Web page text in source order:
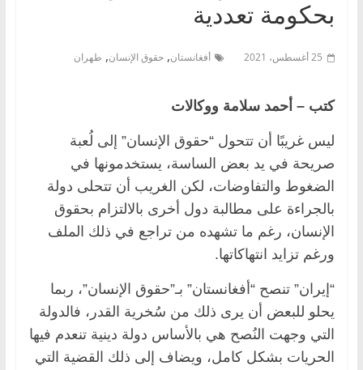
بحكومة تعددية
25 أغسطس، 2021 أفغانستان, حقوق الإنسان, طهران
كتب – أحمد سلامة ووكالات
ليس غريبًا أن تتحول “حقوق الإنسان” إلى لُعبة
صريحة في يد بعض الساسة، يستخدمونها في
الضغوط والتفاوضات، لكن الغريب أن تتحلى دولة
بالجراءة على مطالبة دول أخرى بالالتزام بحقوق
الإنسان، رغم ما تشهده من تراجع في ذلك الملف
ورغم تزايد انتهاكاتها.
“إيران” تنصح “أفغانستان” بـ”حقوق الإنسان”، ربما
يحلو للبعض أن يرى ذلك من سُخرية القدر، فالدولة
التي وجهت النُصح هي بالأساس دولة دينية تنعدم فيها
الحريات بشكل كامل، ويضاف إلى ذلك القضية التي